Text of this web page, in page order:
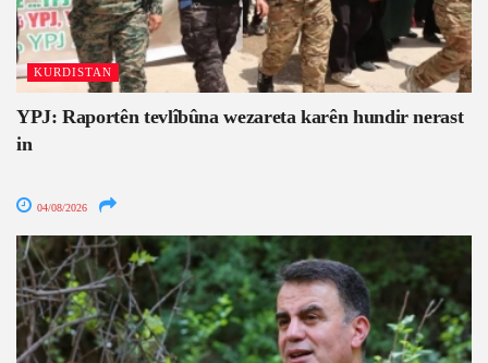
KURDISTAN
YPJ: Raportên tevlîbûna wezareta karên hundir nerast
in
04/08/2026